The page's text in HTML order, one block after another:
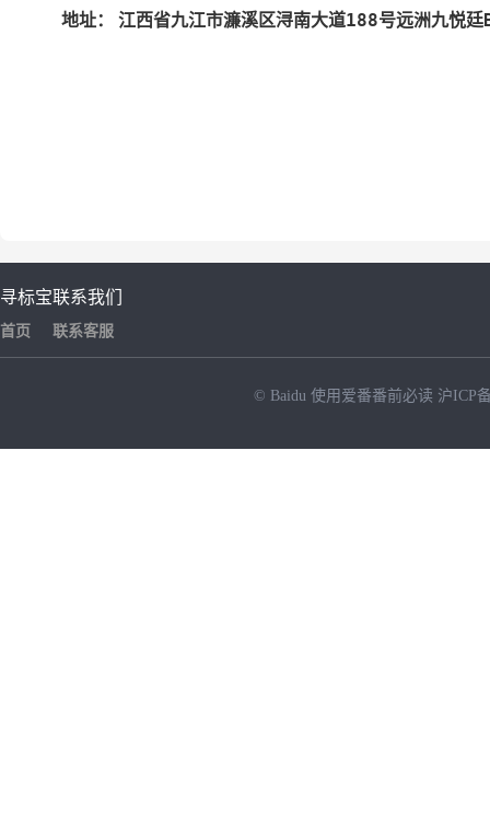
地址： 江西省九江市濂溪区浔南大道188号远洲九悦
寻标宝
首页
联系我们
联系客服
© Baidu 使用爱番番前必读 沪ICP